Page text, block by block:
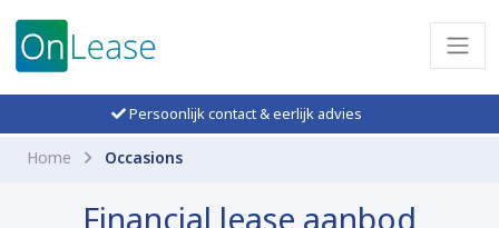
Persoonlijk contact & eerlijk advies
Home Occasions
Financial lease aanbod